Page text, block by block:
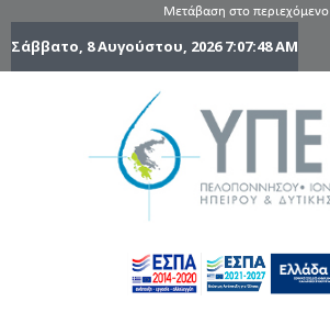
Μετάβαση στο περιεχόμενο
Σάββατο, 8 Αυγούστου, 20267:07:48 AM